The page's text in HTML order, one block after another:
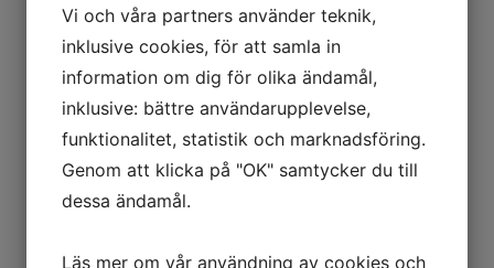
CXM
Cybersäkerhet
Datacenter
GDPR
Guided Conversations
ISO
Vi och våra partners använder teknik,
inklusive cookies, för att samla in
information om dig för olika ändamål,
inklusive: bättre användarupplevelse,
funktionalitet, statistik och marknadsföring.
Genom att klicka på "OK" samtycker du till
dessa ändamål.
Läs mer om vår användning av cookies och